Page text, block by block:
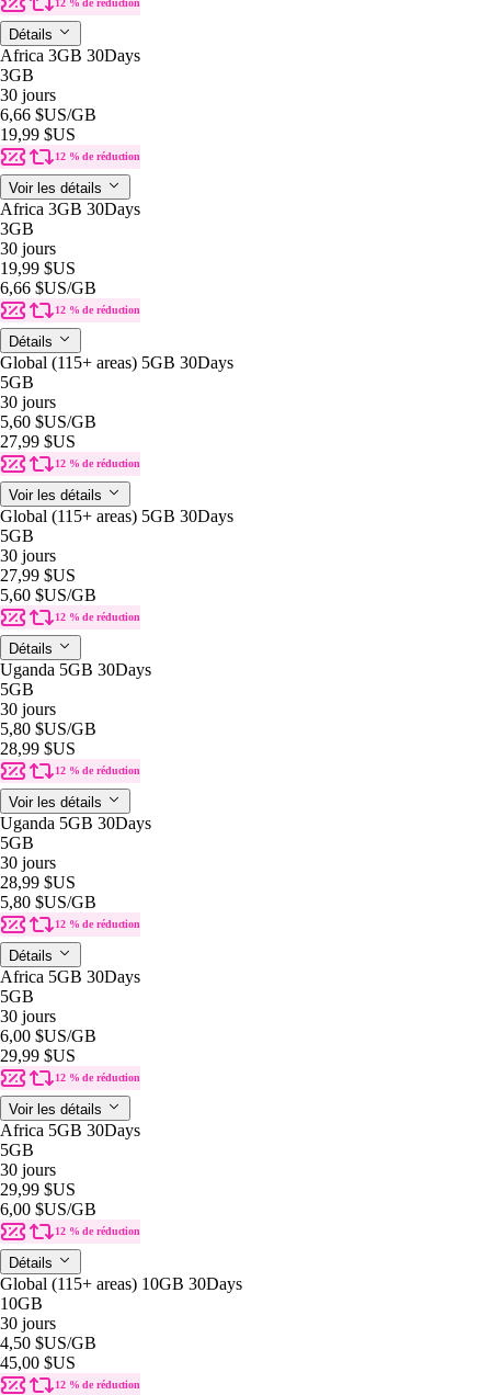
Détails
Africa 3GB 30Days
3GB
30 jours
6,66 $US/GB
19,99 $US
12 % de réduction
Voir les détails
Africa 3GB 30Days
3GB
30 jours
19,99 $US
6,66 $US/GB
12 % de réduction
Détails
Global (115+ areas) 5GB 30Days
5GB
30 jours
5,60 $US/GB
27,99 $US
12 % de réduction
Voir les détails
Global (115+ areas) 5GB 30Days
5GB
30 jours
27,99 $US
5,60 $US/GB
12 % de réduction
Détails
Uganda 5GB 30Days
5GB
30 jours
5,80 $US/GB
28,99 $US
12 % de réduction
Voir les détails
Uganda 5GB 30Days
5GB
30 jours
28,99 $US
5,80 $US/GB
12 % de réduction
Détails
Africa 5GB 30Days
5GB
30 jours
6,00 $US/GB
29,99 $US
12 % de réduction
Voir les détails
Africa 5GB 30Days
5GB
30 jours
29,99 $US
6,00 $US/GB
12 % de réduction
Détails
Global (115+ areas) 10GB 30Days
10GB
30 jours
4,50 $US/GB
45,00 $US
12 % de réduction